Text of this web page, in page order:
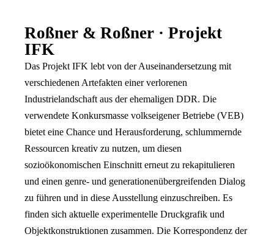
Roßner & Roßner · Projekt
IFK
Das Projekt IFK lebt von der Auseinandersetzung mit
verschiedenen Artefakten einer verlorenen
Industrielandschaft aus der ehemaligen DDR. Die
verwendete Konkursmasse volkseigener Betriebe (VEB)
bietet eine Chance und Herausforderung, schlummernde
Ressourcen kreativ zu nutzen, um diesen
sozioökonomischen Einschnitt erneut zu rekapitulieren
und einen genre- und generationenübergreifenden Dialog
zu führen und in diese Ausstellung einzuschreiben. Es
finden sich aktuelle experimentelle Druckgrafik und
Objektkonstruktionen zusammen. Die Korrespondenz der